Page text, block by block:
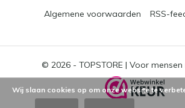
© 2026 - TOPSTORE | Voor
Algemene voorwaarden RSS-
Wij slaan cookies op om onze website te